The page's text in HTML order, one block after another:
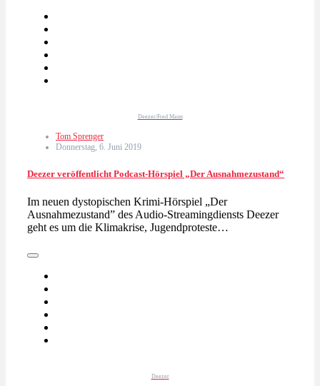
Deezer/Fred Mann
Tom Sprenger
Donnerstag, 6. Juni 2019
Deezer veröffentlicht Podcast-Hörspiel „Der Ausnahmezustand“
Im neuen dystopischen Krimi-Hörspiel „Der
Ausnahmezustand” des Audio-Streamingdiensts Deezer
geht es um die Klimakrise, Jugendproteste…
Deezer